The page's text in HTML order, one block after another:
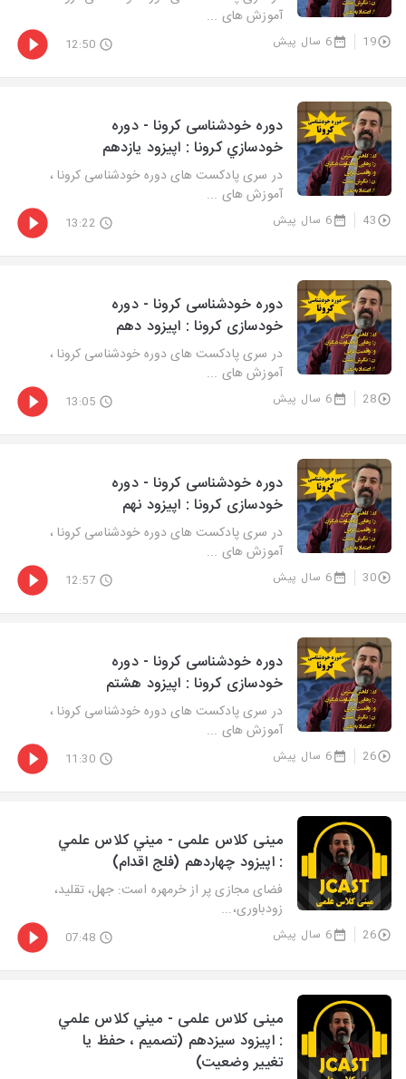
آموزش های ...
19 6 سال پیش 12:50
دوره خودشناسی کرونا - دوره
خودسازي كرونا : اپيزود يازدهم
در سری پادکست های دوره خودشناسی کرونا ،
آموزش های ...
43 6 سال پیش 13:22
دوره خودشناسی کرونا - دوره
خودسازی کرونا : اپیزود دهم
در سری پادکست های دوره خودشناسی کرونا ،
آموزش های ...
28 6 سال پیش 13:05
دوره خودشناسی کرونا - دوره
خودسازی کرونا : اپیزود نهم
در سری پادکست های دوره خودشناسی کرونا ،
آموزش های ...
30 6 سال پیش 12:57
دوره خودشناسی کرونا - دوره
خودسازی کرونا : اپیزود هشتم
در سری پادکست های دوره خودشناسی کرونا ،
آموزش های ...
26 6 سال پیش 11:30
مینی کلاس علمی - ميني كلاس علمي
: اپيزود چهاردهم (فلج اقدام)
فضای مجازی پر از خرمهره است: جهل، تقلید،
زودباوری،...
26 6 سال پیش 07:48
مینی کلاس علمی - ميني كلاس علمي
: اپيزود سيزدهم (تصميم ، حفظ يا
تغيير وضعيت)